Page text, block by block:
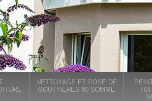
NETTOYAGE ET POSE DE
GOUTTIÈRES 80 SOMME